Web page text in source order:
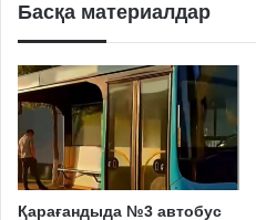
Басқа материалдар
Қарағандыда №3 автобус